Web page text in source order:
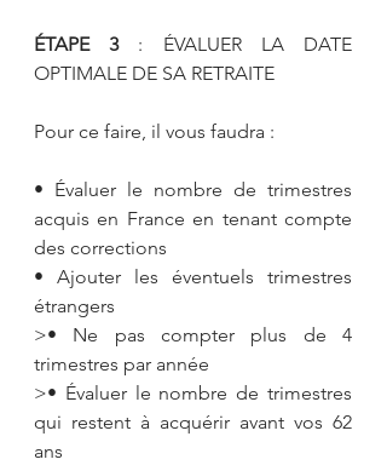
ÉTAPE 3 : ÉVALUER LA DATE
OPTIMALE DE SA RETRAITE
Pour ce faire, il vous faudra :
• Évaluer le nombre de trimestres
acquis en France en tenant compte
des corrections
• Ajouter les éventuels trimestres
étrangers
>• Ne pas compter plus de 4
trimestres par année
>• Évaluer le nombre de trimestres
qui restent à acquérir avant vos 62
ans